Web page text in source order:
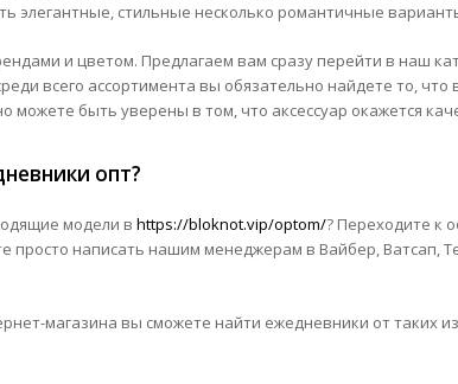
элегантные, стильные несколько романтичные
и цветом. Предлагаем вам сразу перейти в наш
всего ассортимента вы обязательно найдете то,
можете быть уверены в том, что аксессуар окажется
опт?
модели в https://bloknot.vip/optom/? Переходите к
просто написать нашим менеджерам в Вайбер, Ватсап,
магазина вы сможете найти ежедневники от таких